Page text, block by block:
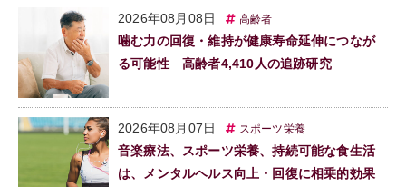
2026年08月08日 高齢者
噛む力の回復・維持が健康寿命延伸につなが
る可能性 高齢者4,410人の追跡研究
2026年08月07日 スポーツ栄養
音楽療法、スポーツ栄養、持続可能な食生活
は、メンタルヘルス向上・回復に相乗的効果